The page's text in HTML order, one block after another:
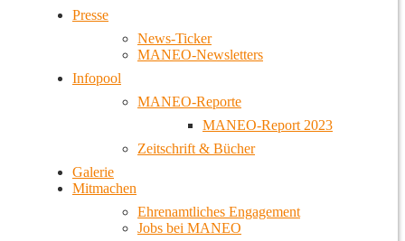
Presse
News-Ticker
MANEO-Newsletters
Infopool
MANEO-Reporte
MANEO-Report 2023
Zeitschrift & Bücher
Galerie
Mitmachen
Ehrenamtliches Engagement
Jobs bei MANEO